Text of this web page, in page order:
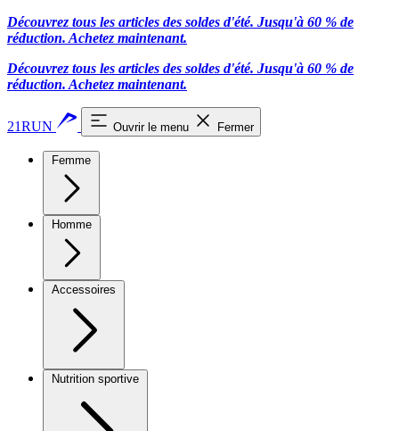
Découvrez tous les articles des soldes d'été. Jusqu'à 60 % de
réduction. Achetez maintenant.
Découvrez tous les articles des soldes d'été. Jusqu'à 60 % de
réduction. Achetez maintenant.
21RUN Ouvrir le menu Fermer
Femme
Homme
Accessoires
Nutrition sportive